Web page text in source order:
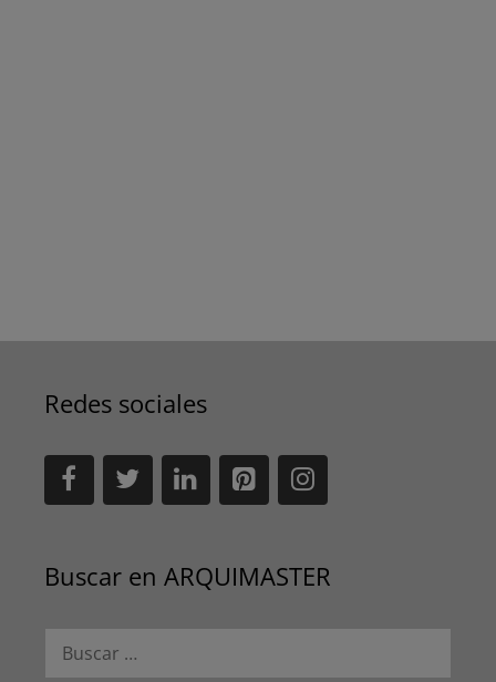
Redes sociales
Buscar en ARQUIMASTER